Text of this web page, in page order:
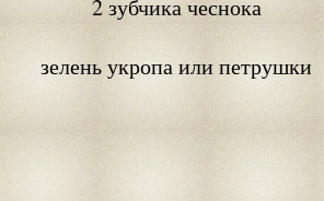
2 зубчика чеснока
зелень укропа или петрушки